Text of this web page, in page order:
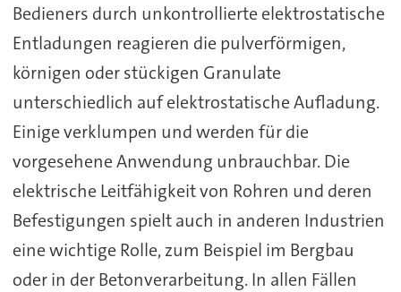
Bedieners durch unkontrollierte elektrostatische
Entladungen reagieren die pulverförmigen,
körnigen oder stückigen Granulate
unterschiedlich auf elektrostatische Aufladung.
Einige verklumpen und werden für die
vorgesehene Anwendung unbrauchbar. Die
elektrische Leitfähigkeit von Rohren und deren
Befestigungen spielt auch in anderen Industrien
eine wichtige Rolle, zum Beispiel im Bergbau
oder in der Betonverarbeitung. In allen Fällen